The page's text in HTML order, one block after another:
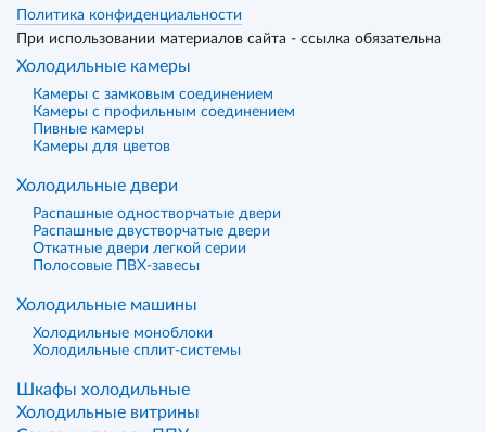
Политика конфиденциальности
При использовании материалов сайта - ссылка обязательна
Холодильные камеры
Камеры с замковым соединением
Камеры с профильным соединением
Пивные камеры
Камеры для цветов
Холодильные двери
Распашные одностворчатые двери
Распашные двустворчатые двери
Откатные двери легкой серии
Полосовые ПВХ-завесы
Холодильные машины
Холодильные моноблоки
Холодильные сплит-системы
Шкафы холодильные
Холодильные витрины